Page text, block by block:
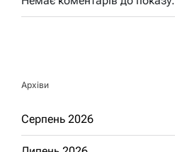
Архіви
Серпень 2026